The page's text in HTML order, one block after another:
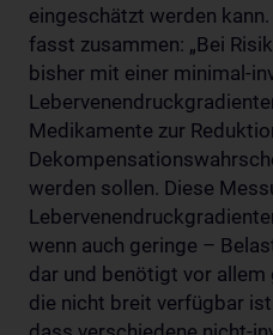
eingeschätzt werden
fasst zusammen: „Bei
bisher mit einer minimal-
Medikamente zur
werden sollen. Diese
wenn auch geringe –
dar und benötigt vor
die nicht breit verfügbar